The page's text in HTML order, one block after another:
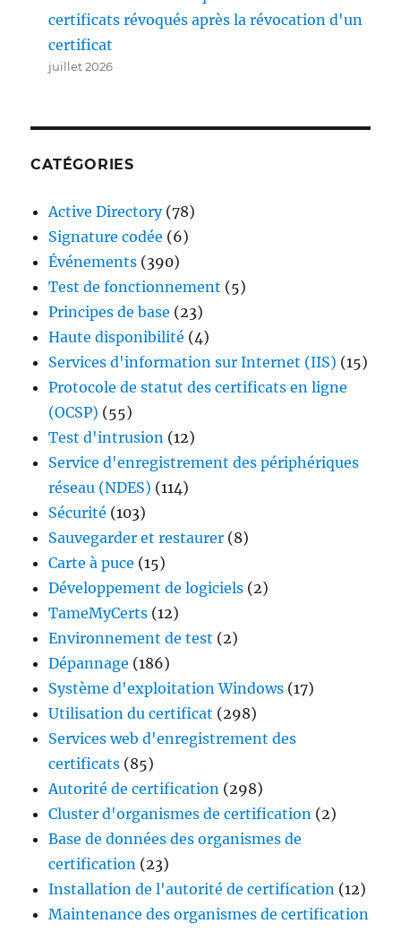
certificats révoqués après la révocation d'un
certificat
juillet 2026
CATÉGORIES
Active Directory(78)
Signature codée (6)
Événements (390)
Test de fonctionnement (5)
Principes de base (23)
Haute disponibilité (4)
Services d'information sur Internet (IIS) (15)
Protocole de statut des certificats en ligne
(OCSP) (55)
Test d'intrusion (12)
Service d'enregistrement des périphériques
réseau (NDES) (114)
Sécurité (103)
Sauvegarder et restaurer (8)
Carte à puce (15)
Développement de logiciels (2)
TameMyCerts (12)
Environnement de test (2)
Dépannage (186)
Système d'exploitation Windows (17)
Utilisation du certificat (298)
Services web d'enregistrement des
certificats (85)
Autorité de certification (298)
Cluster d'organismes de certification (2)
Base de données des organismes de
certification (23)
Installation de l'autorité de certification (12)
Maintenance des organismes de certification